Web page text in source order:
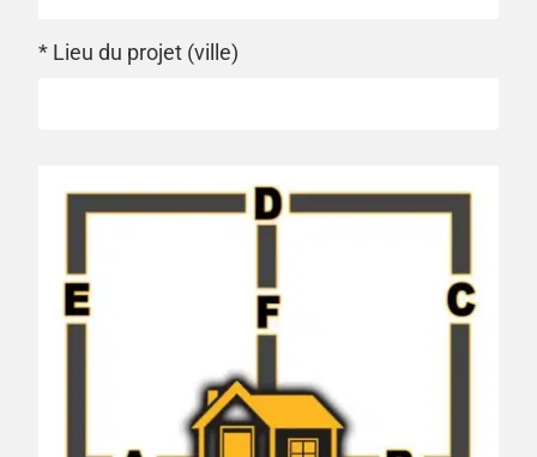
* Lieu du projet (ville)